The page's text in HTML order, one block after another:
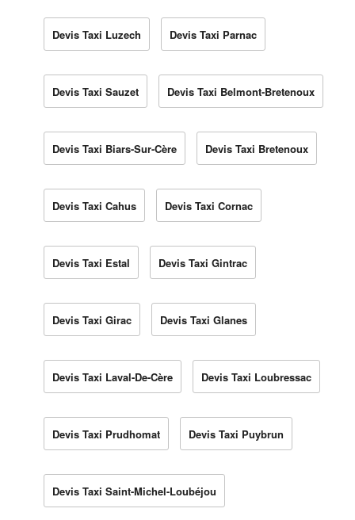
Devis Taxi Luzech Devis Taxi Parnac
Devis Taxi Sauzet Devis Taxi Belmont-Bretenoux
Devis Taxi Biars-Sur-Cère Devis Taxi Bretenoux
Devis Taxi Cahus Devis Taxi Cornac
Devis Taxi Estal Devis Taxi Gintrac
Devis Taxi Girac Devis Taxi Glanes
Devis Taxi Laval-De-Cère Devis Taxi Loubressac
Devis Taxi Prudhomat Devis Taxi Puybrun
Devis Taxi Saint-Michel-Loubéjou